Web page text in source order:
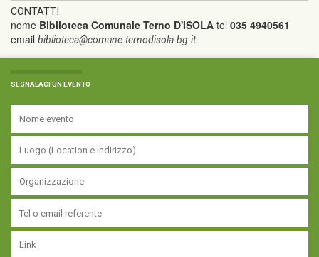
CONTATTI
nome Biblioteca Comunale Terno D'ISOLA tel 035 4940561
email biblioteca@comune.ternodisola.bg.it
SEGNALACI UN EVENTO